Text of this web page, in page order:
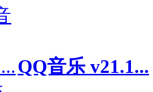
QQ音乐 v21.1...